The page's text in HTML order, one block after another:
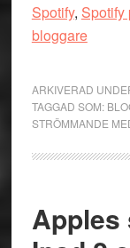
Spotify, Spotify
bloggare
ARKIVERAD
TAGGAD SOM:
STRÖMMANDE
Apples